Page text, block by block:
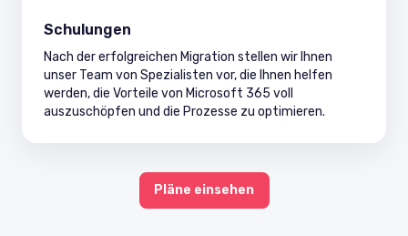
Schulungen
Nach der erfolgreichen Migration stellen wir Ihnen
unser Team von Spezialisten vor, die Ihnen helfen
werden, die Vorteile von Microsoft 365 voll
auszuschöpfen und die Prozesse zu optimieren.
Pläne einsehen